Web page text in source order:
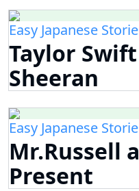
Easy Japanese
Taylor
Sheeran
Easy Japanese
Mr.Russell
Present